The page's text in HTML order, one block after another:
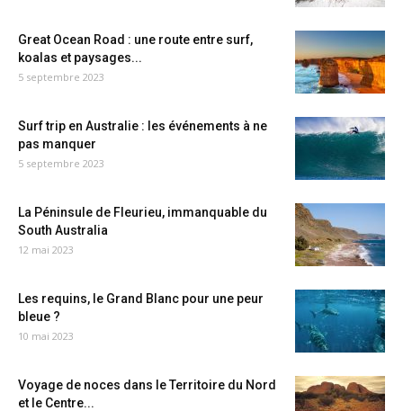
Great Ocean Road : une route entre surf,
koalas et paysages...
5 septembre 2023
Surf trip en Australie : les événements à ne
pas manquer
5 septembre 2023
La Péninsule de Fleurieu, immanquable du
South Australia
12 mai 2023
Les requins, le Grand Blanc pour une peur
bleue ?
10 mai 2023
Voyage de noces dans le Territoire du Nord
et le Centre...